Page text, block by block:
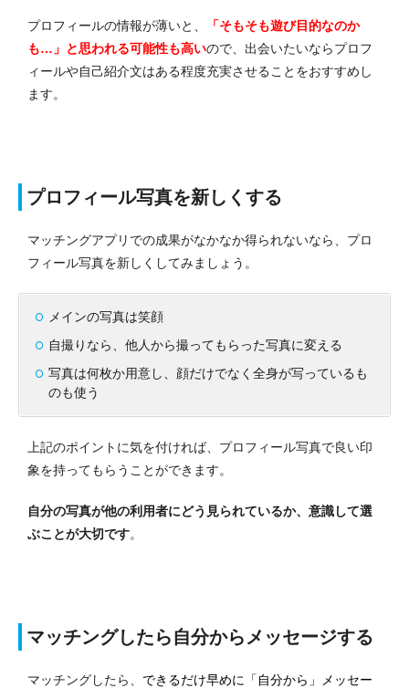
プロフィールの情報が薄いと、
「そもそも遊び目的なのか
も…」と思われる可能性も高いので、出会いたいならプロフ
ィールや自己紹介文はある程度充実させることをおすすめし
ます。
プロフィール写真を新しくする
マッチングアプリでの成果がなかなか得られないなら、プロ
フィール写真を新しくしてみましょう。
メインの写真は笑顔
自撮りなら、他人から撮ってもらった写真に変える
写真は何枚か用意し、顔だけでなく全身が写っているも
のも使う
上記のポイントに気を付ければ、プロフィール写真で良い印
象を持ってもらうことができます。
自分の写真が他の利用者にどう見られているか、意識して選
ぶことが大切です。
マッチングしたら自分からメッセージする
マッチングしたら、 できるだけ早めに「自分から」メッセー